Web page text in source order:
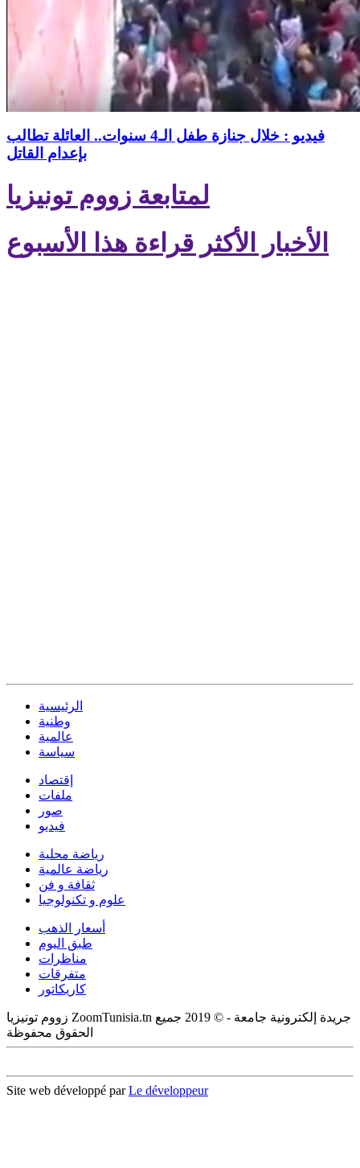
فيديو : خلال جنازة طفل الـ4 سنوات.. العائلة تطالب
بإعدام القاتل
لمتابعة زووم تونيزيا
الأخبار الأكثر قراءة هذا الأسبوع
الرئيسية
وطنية
عالمية
سياسة
إقتصاد
ملفات
صور
فيديو
رياضة محلية
رياضة عالمية
ثقافة و فن
علوم و تكنولوجيا
أسعار الذهب
طبق اليوم
مناظرات
متفرقات
كاريكاتور
زووم تونيزيا ZoomTunisia.tn جريدة إلكترونية جامعة - © 2019 جميع
الحقوق محفوظة
Site web développé parLe développeur